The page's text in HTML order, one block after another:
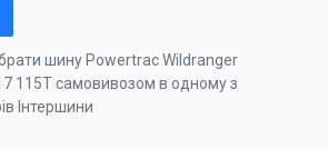
шину Powertrac Wildranger
115T самовивозом в одному з
Інтершини